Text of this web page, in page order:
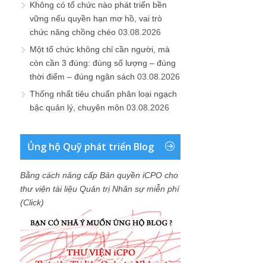
Không có tổ chức nào phát triển bền
vững nếu quyền hạn mơ hồ, vai trò
chức năng chồng chéo 03.08.2026
Một tổ chức không chỉ cần người, mà
còn cần 3 đúng: đúng số lượng – đúng
thời điểm – đúng ngân sách 03.08.2026
Thống nhất tiêu chuẩn phân loại ngạch
bậc quản lý, chuyên môn 03.08.2026
Ủng hộ Quỹ phát triển Blog
Bằng cách nâng cấp Bản quyền iCPO cho
thư viện tài liệu Quản trị Nhân sự miễn phí
(Click)